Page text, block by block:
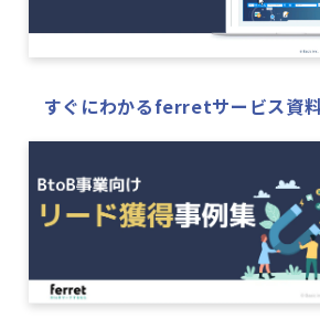
すぐにわかるferretサービス資